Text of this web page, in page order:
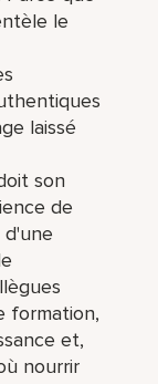
le
laissé
son
de
formation,
et,
nourrir